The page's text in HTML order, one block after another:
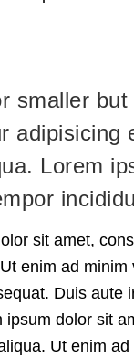
smaller
adipisicing
Lorem
sit amet,
enim ad
Duis aute
ipsum dolor sit
Ut enim